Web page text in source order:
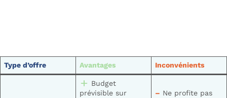
Type d’offre Avantages Inconvénients
Budget
prévisible sur
– Ne profite pas